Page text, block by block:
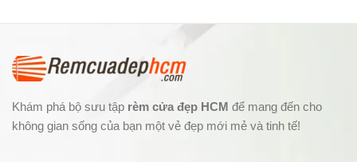
Khám phá bộ sưu tập rèm cửa đẹp HCM để mang đến cho
không gian sống của bạn một vẻ đẹp mới mẻ và tinh tế!